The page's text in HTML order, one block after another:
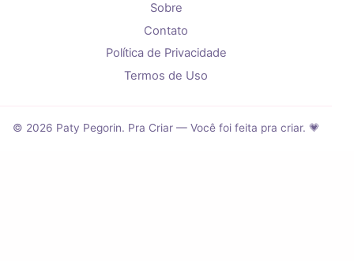
Sobre
Contato
Política de Privacidade
Termos de Uso
© 2026 Paty Pegorin. Pra Criar — Você foi feita pra criar. 💗